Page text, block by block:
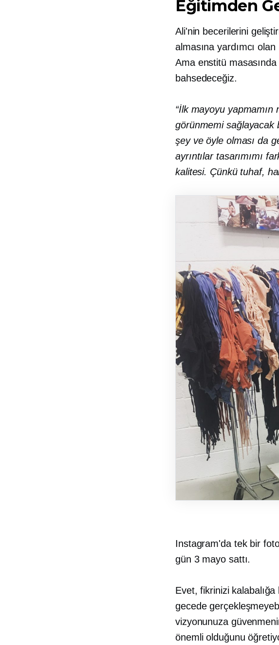
Eğitimden
Ali'nin becerilerini
almasına yardımcı
Ama enstitü
bahsedeceğiz.
“İlk mayoyu
görünmemi sağlayacak
şey ve öyle olması da
ayrıntılar tasarımımı
kalitesi. Çünkü tuhaf,
Instagram'da tek bir
gün 3 mayo sattı.
Evet, fikrinizi kalabalığa
gecede
vizyonunuza
önemli olduğunu